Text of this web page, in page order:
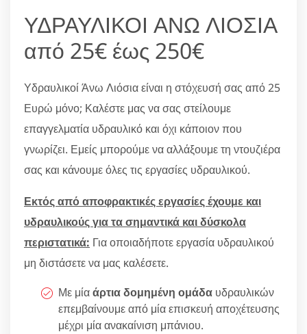
ΥΔΡΑΥΛΙΚΟΙ ΑΝΩ ΛΙΟΣΙΑ
από 25€ έως 250€
Υδραυλικοί Άνω Λιόσια είναι η στόχευσή σας από 25
Ευρώ μόνο; Καλέστε μας να σας στείλουμε
επαγγελματία υδραυλικό και όχι κάποιον που
γνωρίζει. Εμείς μπορούμε να αλλάξουμε τη ντουζιέρα
σας και κάνουμε όλες τις εργασίες υδραυλικού.
Εκτός από αποφρακτικές εργασίες έχουμε και
υδραυλικούς για τα σημαντικά και δύσκολα
περιστατικά: Για οποιαδήποτε εργασία υδραυλικού
μη διστάσετε να μας καλέσετε.
Με μίαάρτια δομημένη ομάδα υδραυλικών
επεμβαίνουμε από μία επισκευή αποχέτευσης
μέχρι μία ανακαίνιση μπάνιου.